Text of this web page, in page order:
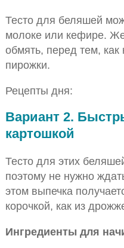
Тесто для беляшей
молоке или кефире.
обмять, перед тем,
пирожки.
Рецепты дня:
Вариант 2.
картошкой
Тесто для этих
поэтому не нужно
этом выпечка
корочкой, как из
Ингредиенты для